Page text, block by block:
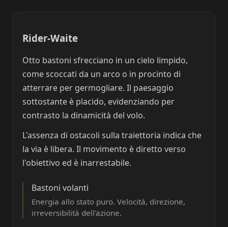
Rider-Waite
Otto bastoni sfrecciano in un cielo limpido,
come scoccati da un arco o in procinto di
atterrare per germogliare. Il paesaggio
sottostante è placido, evidenziando per
contrasto la dinamicità del volo.
L'assenza di ostacoli sulla traiettoria indica che
la via è libera. Il movimento è diretto verso
l'obiettivo ed è inarrestabile.
Bastoni volanti
Energia allo stato puro. Velocità, direzione,
irreversibilità dell'azione.